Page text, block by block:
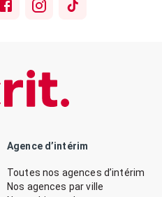
Agence d’intérim
Toutes nos agences d’intérim
Nos agences par ville